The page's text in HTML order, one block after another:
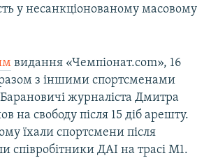
у несанкціонованому масовому
видання «Чемпіонат.com», 16
з іншими спортсменами
Барановичі журналіста Дмитра
на свободу після 15 діб арешту.
їхали спортсмени після
співробітники ДАІ на трасі М1.